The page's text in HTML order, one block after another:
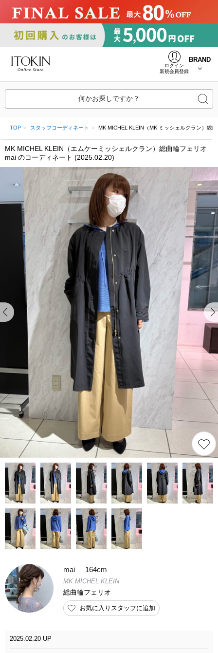
ログイン
新規会員登録
BRAND
何かお探しですか？
TOP スタッフコーディネート MK MICHEL KLEIN（MK ミッシェルクラン）総
MK MICHEL KLEIN（エムケーミッシェルクラン）総曲輪フェリオ
mai のコーディネート (2025.02.20)
mai 164cm
MK MICHEL KLEIN
総曲輪フェリオ
お気に入りスタッフに追加
2025.02.20 UP